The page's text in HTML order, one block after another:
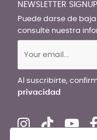
NEWSLETTER SIGNUP
Puede darse de
consulte nuestra
Al suscribirte,
privacidad